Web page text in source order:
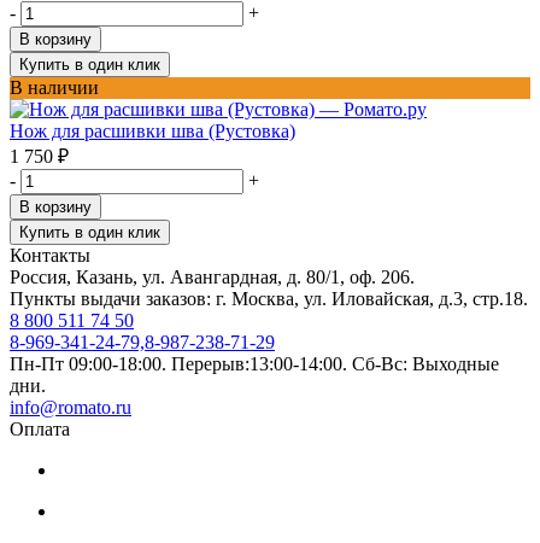
-
+
В корзину
Купить в один клик
В наличии
Нож для расшивки шва (Рустовка)
1 750 ₽
-
+
В корзину
Купить в один клик
Контакты
Россия, Казань, ул. Авангардная, д. 80/1, оф. 206.
Пункты выдачи заказов: г. Москва, ул. Иловайская, д.3, стр.18.
8 800 511 74 50
8-969-341-24-79,8-987-238-71-29
Пн-Пт 09:00-18:00. Перерыв:13:00-14:00. Сб-Вс: Выходные
дни.
info@romato.ru
Оплата